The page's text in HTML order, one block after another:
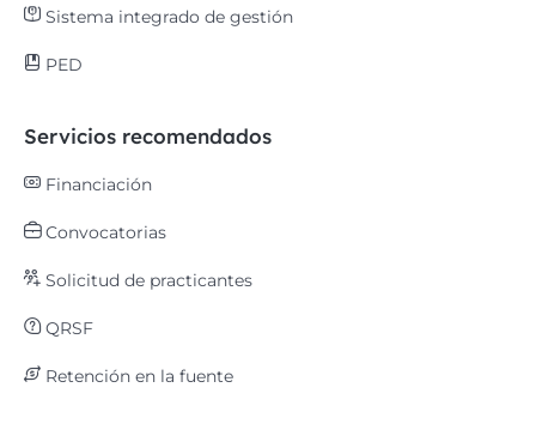
Sistema integrado de gestión
PED
Servicios recomendados
Financiación
Convocatorias
Solicitud de practicantes
QRSF
Retención en la fuente